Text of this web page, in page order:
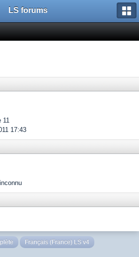
LS forums
11
17:43
Français (France) LS v4